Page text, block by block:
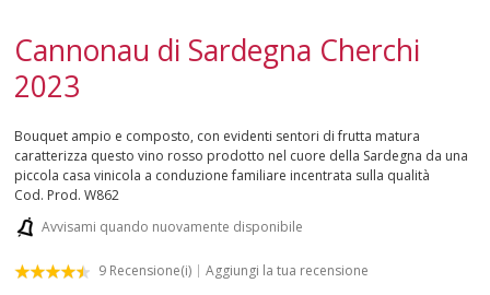
MOLISE
PUGLIA
SARDEGNA
SICILIA
Cannonau di Sardegna Cherchi
2023
Bouquet ampio e composto, con evidenti sentori di frutta matura
caratterizza questo vino rosso prodotto nel cuore della Sardegna da una
piccola casa vinicola a conduzione familiare incentrata sulla qualità
Cod. Prod.W862
Avvisami quando nuovamente disponibile
9 Recensione(i) Aggiungi la tua recensione